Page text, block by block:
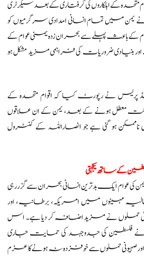
متحدہ کے اہلکاروں کی گرفتاری کے بعد سیکرٹری
یمن میں تمام انسانی امدادی سرگرمیوں کو
کے باعث پہلے سے بحران زدہ یمنی عوام کے
بنیادی ضروریات کی فراہمی مزید مشکل ہو
پریس نے رپورٹ کیا کہ اقوام متحدہ کے
معطل ہونے کے بعد، یمن کے ان علاقوں
ہو گئی ہے جو انصاراللہ کے کنٹرول
کے ساتھ یکجہتی
کی عوام ایک بدترین انسانی بحران سے گزر رہی
میں امریکہ، برطانیہ، اور
حملوں نے مزید اضافہ کر دیا ہے۔ اس
نے فلسطین کی جدوجہد کی حمایت جاری
اور صہیونی حملوں سے خوفزدہ نہ ہونے کا عزم